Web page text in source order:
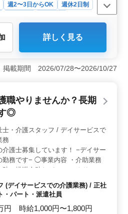
週2〜3日からOK
週休2日制
福祉士・介護スタッフ
さ＞ 経験豊富な方を特に歓迎
採用中です。豊富な経験を活か
磨いていくチャンスです。ま
安否確認、緊急時の対応から
にわたる業務を担当します。
じながら働けます。経験を活
係を築きましょう。 ＜福利
完備、交通費支給、長期勤務
境を整えています。福利厚生
感を持ってキャリアを積んで
せんか。
詳しく見る
掲載期間 2026/07/28〜2026/10/27
職やりませんか？長期
◎
護スタッフ / デイサービスで
務
介護士募集しています！ −デイサー
勤務です− ◯事業内容 ・介助業務
助、排泄介助など） ・レクリエー
書類整理 ・サービス利用者の家族
、助言 ◯備考 ・社会保険完備 ・交
支給 ・週休２日シフト制 今までの
(デイサービスでの介護業務) / 正社
・パート・派遣社員
円 時給1,000円〜1,800円